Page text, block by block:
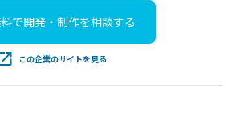
で開発・制作を相談する
この企業のサイトを見る